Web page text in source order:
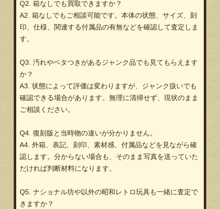
Q2. 箱なしでも買取できますか？
A2. 箱なしでもご相談可能です。本体の状態、サイズ、刻
印、仕様、関連する付属品の有無などを確認して査定しま
す。
Q3. 汚れやベタつきがあるジャンク品でも見てもらえます
か？
A3. 状態によって評価は変わりますが、ジャンク扱いでも
確認できる場合があります。無理に清掃せず、現状のまま
ご相談ください。
Q4. 復刻版と当時物の違いが分かりません。
A4. 外箱、表記、刻印、素材感、付属品などを見ながら確
認します。分からない場合も、そのまま写真を送っていた
だければ判断材料になります。
Q5. ナショナル坊や以外の昭和レトロ玩具も一緒に査定で
きますか？